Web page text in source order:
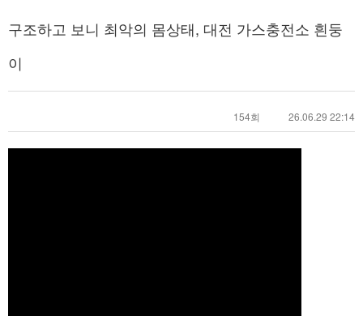
구조하고 보니 최악의 몸상태, 대전 가스충전소 흰둥
이
154회 26.06.29 22:14